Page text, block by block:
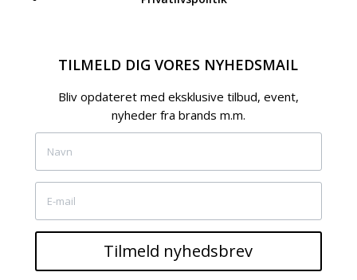
TILMELD DIG VORES NYHEDSMAIL
Bliv opdateret med eksklusive tilbud, event,
nyheder fra brands m.m.
Tilmeld nyhedsbrev